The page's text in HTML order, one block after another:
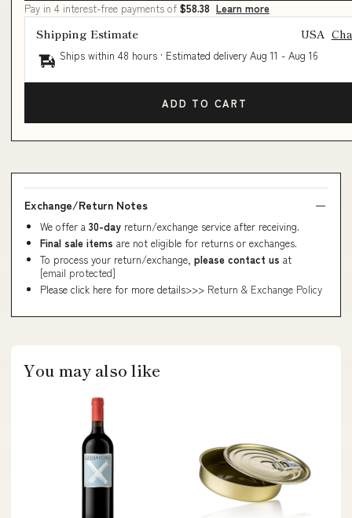
Pay in 4 interest-free payments of $58.38 Learn more
Shipping Estimate USA
Ships within 48 hours · Estimated delivery Aug 11 - Aug 16
ADD TO CART
Exchange/Return Notes
We offer a 30-day return/exchange service after receiving.
Final sale items are not eligible for returns or exchanges.
To process your return/exchange, please contact us at
[email protected]
Please click here for more details>>> Return & Exchange Policy
You may also like